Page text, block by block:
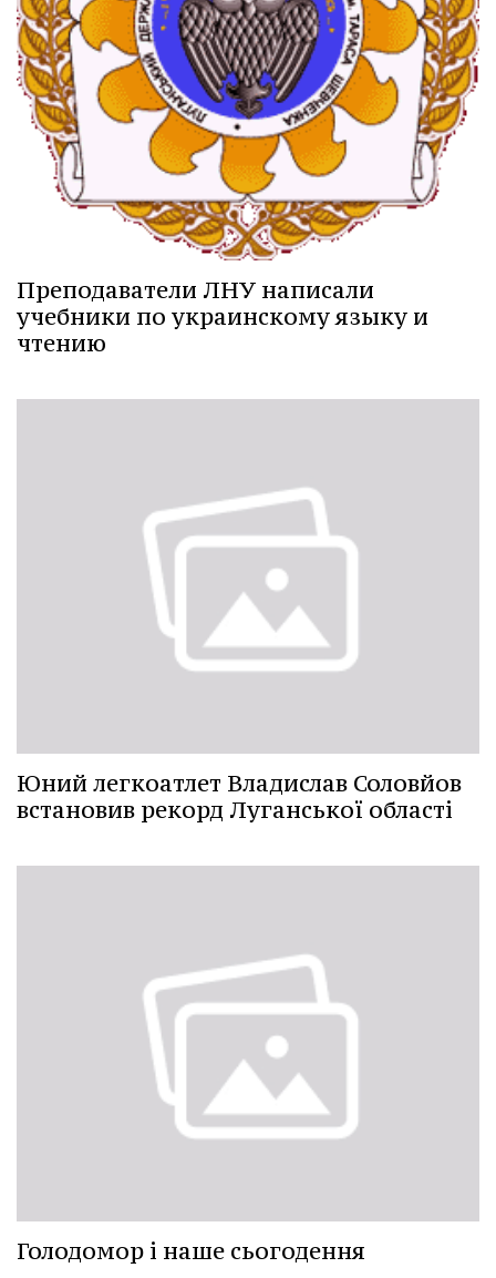
Преподаватели ЛНУ написали
учебники по украинскому языку и
чтению
Юний легкоатлет Владислав Соловйов
встановив рекорд Луганської області
Голодомор і наше сьогодення